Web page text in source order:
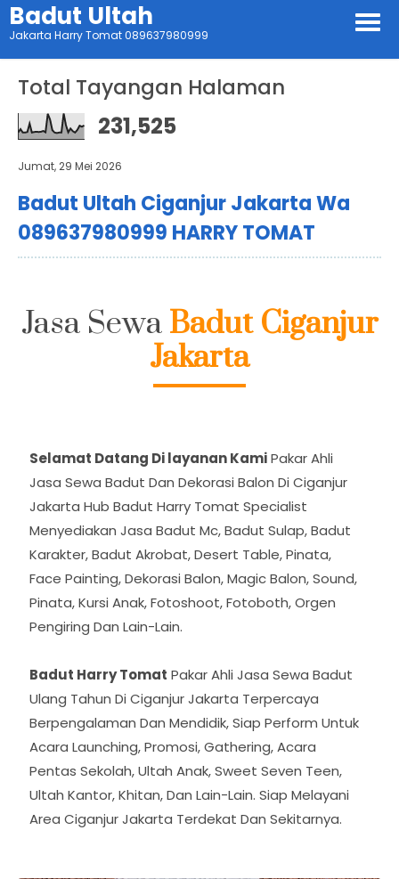
Badut Ultah
Jakarta Harry Tomat 089637980999
Total Tayangan Halaman
231,525
Jumat, 29 Mei 2026
Badut Ultah Ciganjur Jakarta Wa
089637980999 HARRY TOMAT
Jasa Sewa Badut Ciganjur
Jakarta
Selamat Datang Di layanan Kami
Pakar Ahli
Jasa Sewa Badut Dan Dekorasi Balon Di Ciganjur
Jakarta Hub Badut Harry Tomat Specialist
Menyediakan Jasa Badut Mc, Badut Sulap, Badut
Karakter, Badut Akrobat, Desert Table, Pinata,
Face Painting, Dekorasi Balon, Magic Balon, Sound,
Pinata, Kursi Anak, Fotoshoot, Fotoboth, Orgen
Badut Harry Tomat Pakar Ahli Jasa Sewa Badut
Ulang Tahun Di Ciganjur Jakarta Terpercaya
Berpengalaman Dan Mendidik, Siap Perform Untuk
Acara Launching, Promosi, Gathering, Acara
Pentas Sekolah, Ultah Anak, Sweet Seven Teen,
Ultah Kantor, Khitan, Dan Lain-Lain. Siap Melayani